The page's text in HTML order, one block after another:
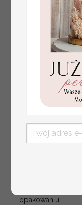
Prezent
opakowaniu